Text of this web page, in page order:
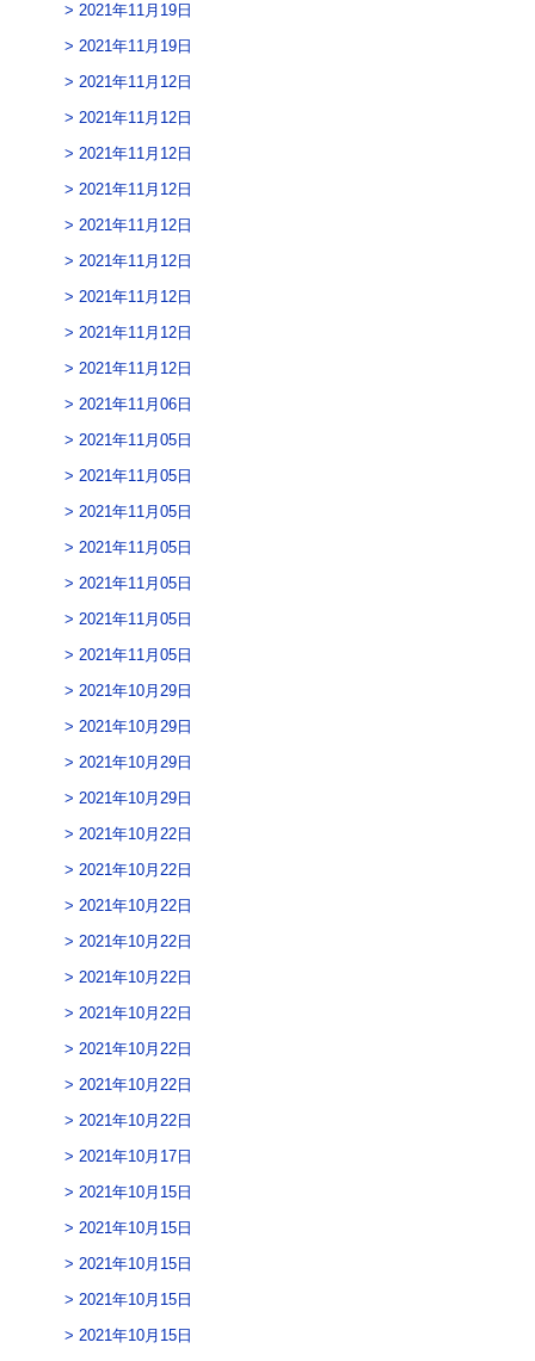
2021年11月19日
2021年11月19日
2021年11月12日
2021年11月12日
2021年11月12日
2021年11月12日
2021年11月12日
2021年11月12日
2021年11月12日
2021年11月12日
2021年11月12日
2021年11月06日
2021年11月05日
2021年11月05日
2021年11月05日
2021年11月05日
2021年11月05日
2021年11月05日
2021年11月05日
2021年10月29日
2021年10月29日
2021年10月29日
2021年10月29日
2021年10月22日
2021年10月22日
2021年10月22日
2021年10月22日
2021年10月22日
2021年10月22日
2021年10月22日
2021年10月22日
2021年10月22日
2021年10月17日
2021年10月15日
2021年10月15日
2021年10月15日
2021年10月15日
2021年10月15日